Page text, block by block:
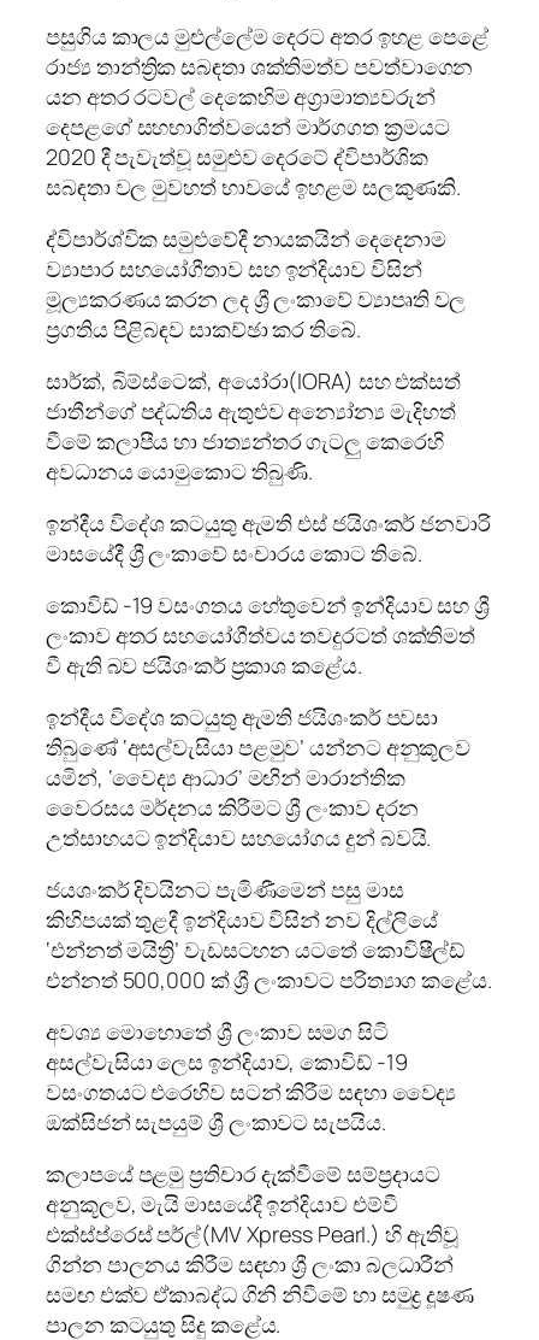
පසුගිය කාලය මුළුල්ලේම දෙරට අතර ඉහළ පෙළේ
රාජ්‍ය තාන්ත්‍රික සබඳතා ශක්තිමත්ව පවත්වාගෙන
යන අතර රටවල් දෙකෙහිම අග්‍රාමාත්‍යවරුන්
දෙපළගේ සහභාගිත්වයෙන් මාර්ගගත ක්‍රමයට
2020 දී පැවැත්වූ සමුළුව දෙරටේ ද්විපාර්ශික
සබඳතා වල මුවහත් භාවයේ ඉහළම සලකුණකි.
ද්විපාර්ශ්වික සමුළුවේදී නායකයින් දෙදෙනාම
ව්‍යාපාර සහයෝගීතාව සහ ඉන්දියාව විසින්
මූල්‍යකරණය කරන ලද ශ්‍රී ලංකාවේ ව්‍යාපෘති වල
ප්‍රගතිය පිළිබඳව සාකච්ඡා කර තිබේ.
සාර්ක්, බිම්ස්ටෙක්, අයෝරා(IORA) සහ එක්සත්
ජාතීන්ගේ පද්ධතිය ඇතුළුව අන්‍යෝන්‍ය මැදිහත්
වීමේ කලාපීය හා ජාත්‍යන්තර ගැටලු කෙරෙහි
අවධානය යොමුකොට තිබුණි.
ඉන්දීය විදේශ කටයුතු ඇමති එස් ජයිශංකර් ජනවාරි
මාසයේදී ශ්‍රී ලංකාවේ සංචාරය කොට තිබේ.
කොවිඩ් -19 වසංගතය හේතුවෙන් ඉන්දියාව සහ ශ්‍රී
ලංකාව අතර සහයෝගීත්වය තවදුරටත් ශක්තිමත්
වී ඇති බව ජයිශංකර් ප්‍රකාශ කළේය.
ඉන්දීය විදේශ කටයුතු ඇමති ජයිශංකර් පවසා
තිබුණේ ‘අසල්වැසියා පළමුව’ යන්නට අනුකූලව
යමින්, ‘වෛද්‍ය ආධාර’ මඟින් මාරාන්තික
වෛරසය මර්දනය කිරීමට ශ්‍රී ලංකාව දරන
උත්සාහයට ඉන්දියාව සහයෝගය දුන් බවයි.
ජයශංකර් දිවයිනට පැමිණීමෙන් පසු මාස
කිහිපයක් තුළදී ඉන්දියාව විසින් නව දිල්ලියේ
‘එන්නත් මයිත්‍රි’ වැඩසටහන යටතේ කොවිෂීල්ඩ්
එන්නත් 500,000 ක් ශ්‍රී ලංකාවට පරිත්‍යාග කළේය.
අවශ්‍ය මොහොතේ ශ්‍රී ලංකාව සමග සිටි
අසල්වැසියා ලෙස ඉන්දියාව, කොවිඩ් -19
වසංගතයට එරෙහිව සටන් කිරීම සඳහා වෛද්‍ය
ඔක්සිජන් සැපයුම් ශ්‍රී ලංකාවට සැපයිය.
කලාපයේ පළමු ප්‍රතිචාර දැක්වීමේ සම්ප්‍රදායට
අනුකූලව, මැයි මාසයේදී ඉන්දියාව එම්වී
එක්ස්ප්රෙස් පර්ල්(MV Xpress Pearl.) හි ඇතිවූ
ගින්න පාලනය කිරීම සඳහා ශ්‍රී ලංකා බලධාරීන්
සමඟ එක්ව ඒකාබද්ධ ගිනි නිවීමේ හා සමුද්‍ර දූෂණ
පාලන කටයුතු සිදු කළේය.